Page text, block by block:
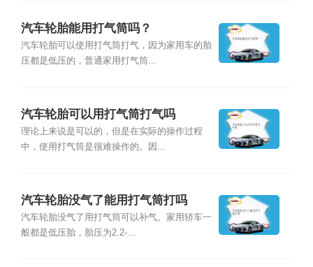
汽车轮胎能用打气筒吗？
汽车轮胎可以使用打气筒打气，因为家用车的胎
压都是低压的，普通家用打气筒...
汽车轮胎可以用打气筒打气吗
理论上来说是可以的，但是在实际的操作过程
中，使用打气筒是很难操作的。因...
汽车轮胎没气了能用打气筒打吗
汽车轮胎没气了用打气筒可以补气。家用轿车一
般都是低压胎，胎压为2.2-...